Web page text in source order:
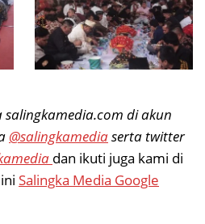
di akun
@salingkamediaserta twitter
dan ikuti juga kami di
Salingka Media Google